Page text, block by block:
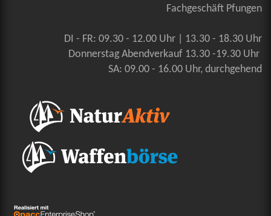
Fachgeschäft Pfungen
DI - FR: 09.30 - 12.00 Uhr | 13.30 - 18.30 Uhr
Donnerstag Abendverkauf 13.30 -19.30 Uhr
SA: 09.00 - 16.00 Uhr, durchgehend